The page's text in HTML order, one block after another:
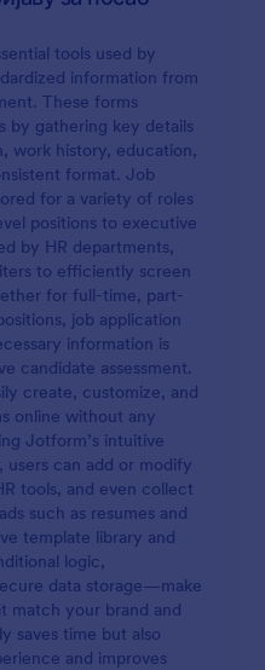
Discord серверу да
tools used by
information from
These forms
by gathering key details
work history, education,
format. Job
for a variety of roles
positions to executive
by HR departments,
to efficiently screen
for full-time, part-
job application
information is
candidate assessment.
create, customize, and
online without any
Jotform’s intuitive
users can add or modify
tools, and even collect
such as resumes and
template library and
logic,
data storage—make
match your brand and
saves time but also
and improves